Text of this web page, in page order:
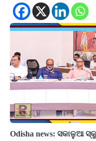
Odisha news: ସକାଳୁଆ